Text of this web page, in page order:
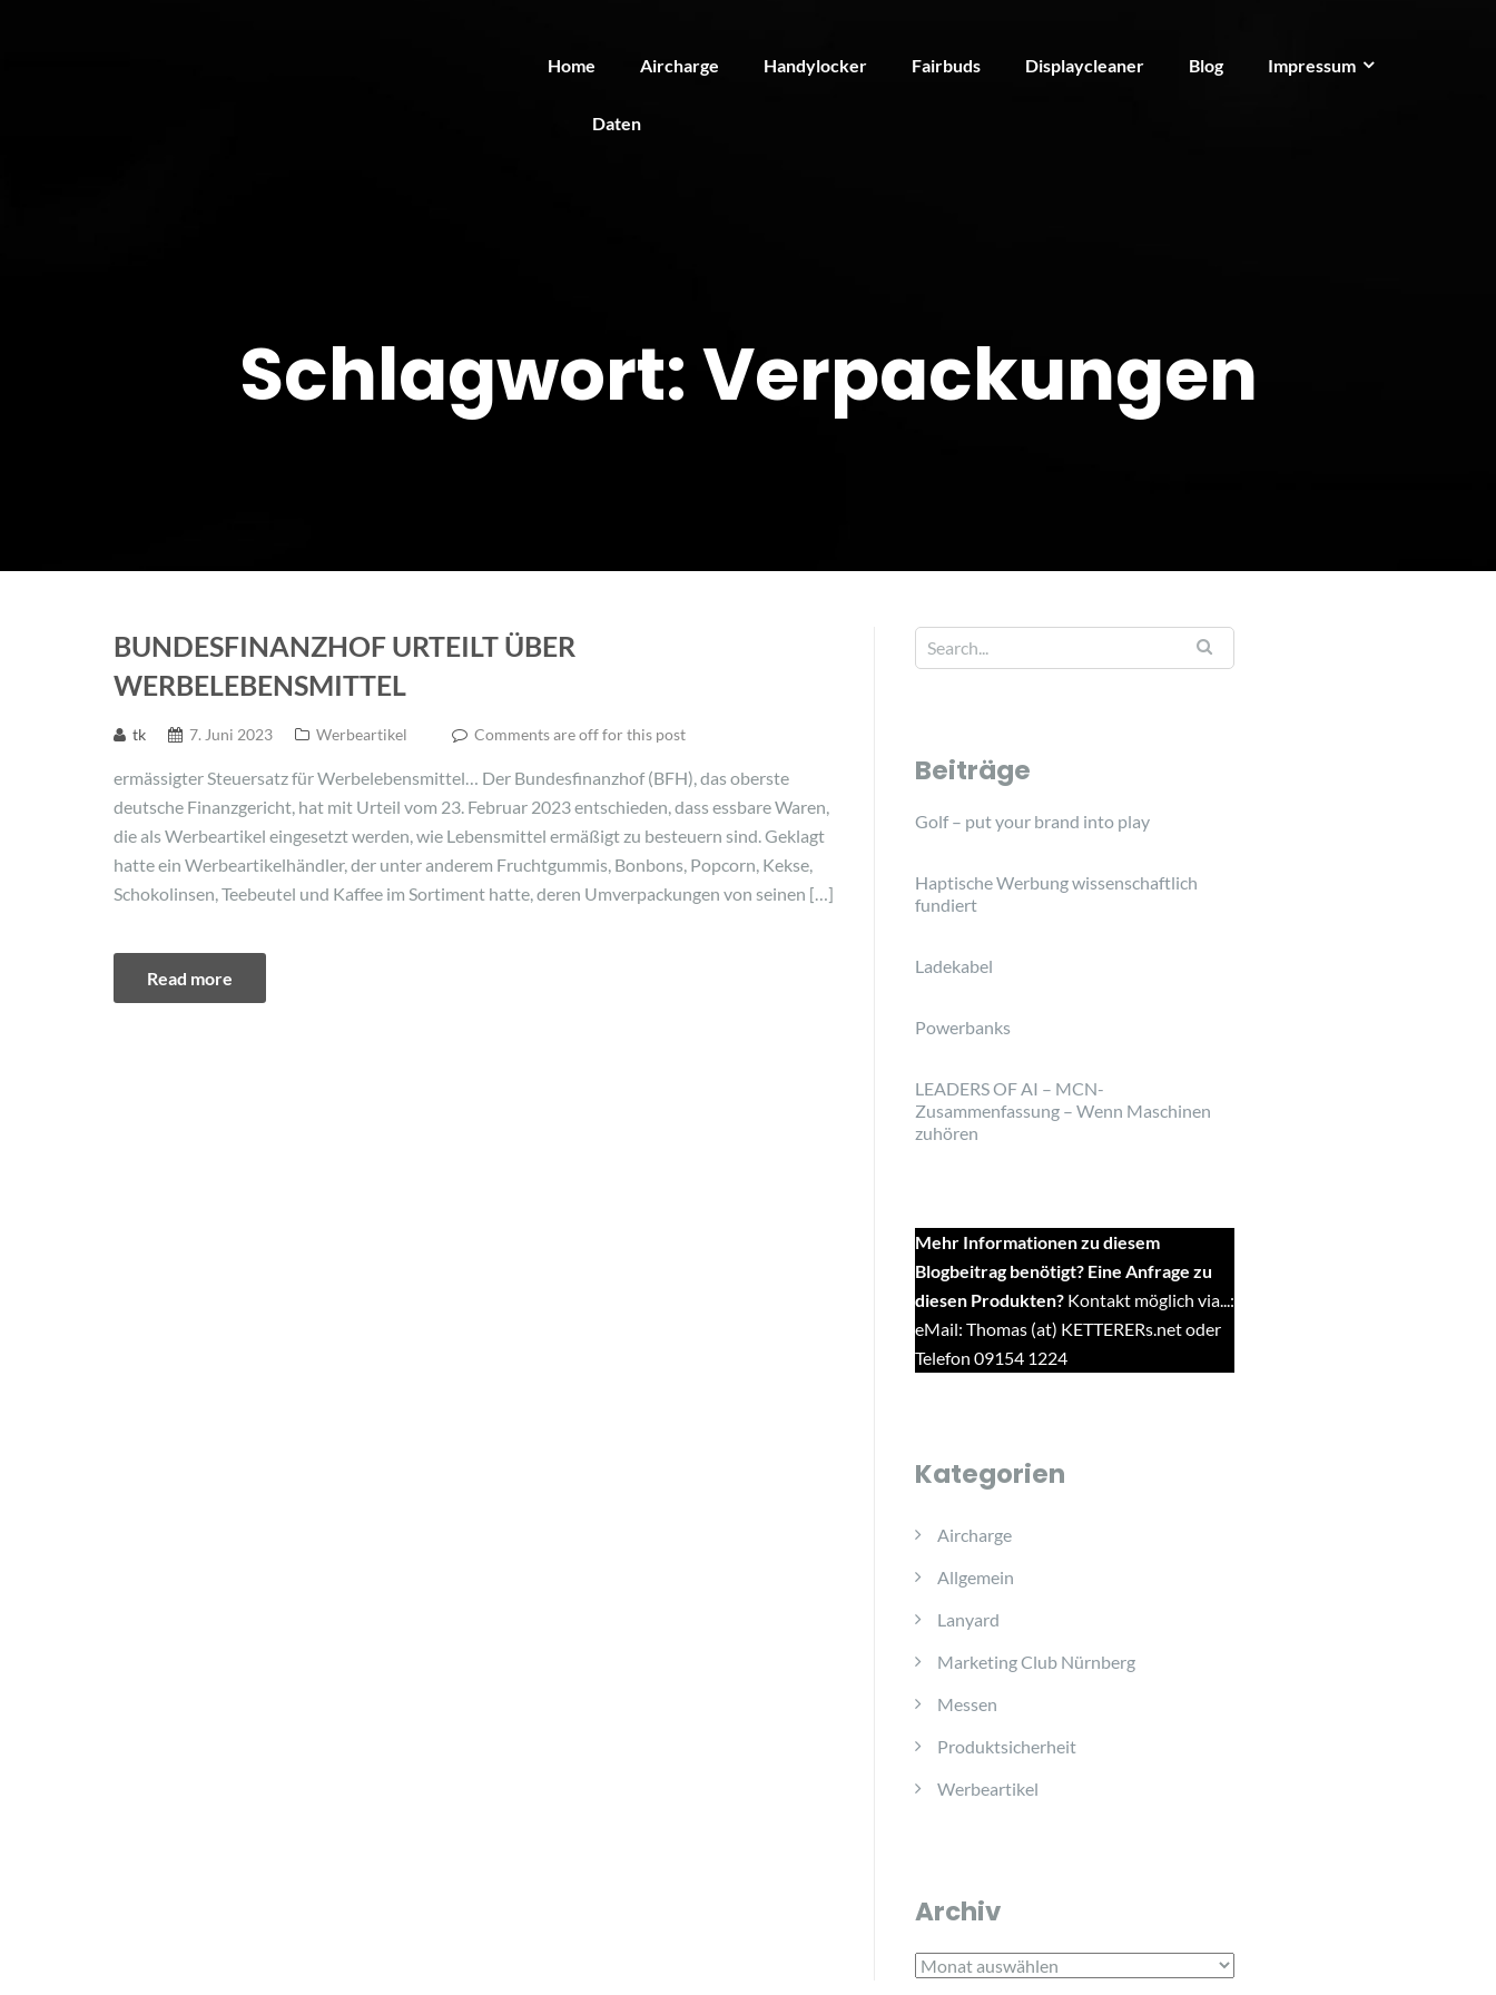
Home Aircharge Handylocker Fairbuds Displaycleaner Blog Impressum
Daten
Schlagwort:Verpackungen
BUNDESFINANZHOF URTEILT ÜBER
WERBELEBENSMITTEL
tk 7. Juni 2023 Werbeartikel Comments are off for this post
ermässigter Steuersatz für Werbelebensmittel… Der Bundesfinanzhof (BFH), das oberste
deutsche Finanzgericht, hat mit Urteil vom 23. Februar 2023 entschieden, dass essbare Waren,
die als Werbeartikel eingesetzt werden, wie Lebensmittel ermäßigt zu besteuern sind. Geklagt
hatte ein Werbeartikelhändler, der unter anderem Fruchtgummis, Bonbons, Popcorn, Kekse,
Schokolinsen, Teebeutel und Kaffee im Sortiment hatte, deren Umverpackungen von seinen […]
Read more
Beiträge
Golf – put your brand into play
Haptische Werbung wissenschaftlich
fundiert
Ladekabel
Powerbanks
LEADERS OF AI – MCN-
Zusammenfassung – Wenn Maschinen
zuhören
Mehr Informationen zu diesem
Blogbeitrag benötigt? Eine Anfrage zu
diesen Produkten?Kontakt möglich via...:
eMail: Thomas (at) KETTERERs.net oder
Telefon 09154 1224
Kategorien
Aircharge
Allgemein
Lanyard
Marketing Club Nürnberg
Messen
Produktsicherheit
Werbeartikel
Archiv
Archiv